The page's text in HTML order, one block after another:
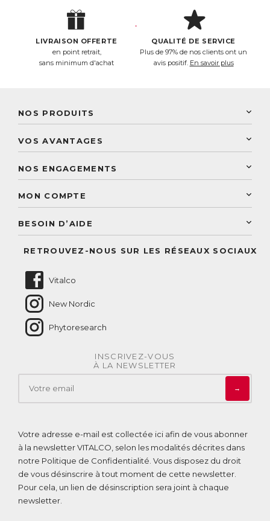
LIVRAISON OFFERTE
en point retrait,
sans minimum d'achat
QUALITÉ DE SERVICE
Plus de 97% de nos clients ont un
avis positif. En savoir plus
NOS PRODUITS
Laboratoire Landais
Découvrez le catalogue
VOS AVANTAGES
Paiement sécurisé
Conseils personnalisés
NOS ENGAGEMENTS
Conseil personnalisé
MON COMPTE
BESOIN D’AIDE
RETROUVEZ-NOUS SUR LES RÉSEAUX SOCIAUX
Vitalco
New Nordic
Phytoresearch
INSCRIVEZ-VOUS
À LA NEWSLETTER
→
Votre adresse e-mail est collectée ici afin de vous abonner
à la newsletter VITALCO, selon les modalités décrites dans
notre Politique de Confidentialité . Vous disposez du droit
de vous désinscrire à tout moment de cette newsletter.
Pour cela, un lien de désinscription sera joint à chaque
newsletter.